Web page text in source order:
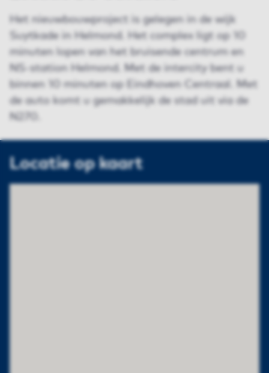
Het nieuwbouwproject is gelegen in de wijk
Suytkade in Helmond. Het complex ligt op 10
minuten lopen van het bruisende centrum en
NS-station Helmond. Met de intercity bent u
binnen 10 minuten op Eindhoven Centraal. Met
de auto komt u gemakkelijk de stad uit via de
N270.
Locatie op kaart